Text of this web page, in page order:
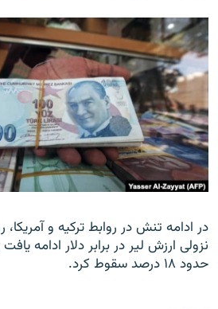
در ادامه تنش در روابط ترکیه و
نزولی ارزش لیر در برابر دلار ادامه
حدود ۱۸ درصد سقوط کرد.